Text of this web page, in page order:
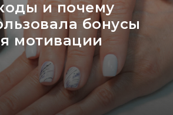
и почему
бонусы
мотивации